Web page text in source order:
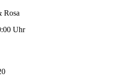
Rosa
Uhr